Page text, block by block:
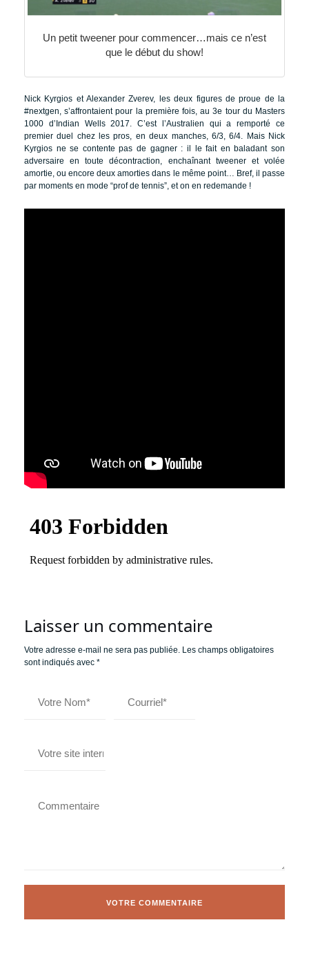
Un petit tweener pour commencer…mais ce n’est
que le début du show!
Nick Kyrgios et Alexander Zverev, les deux figures de proue de la
#nextgen, s’affrontaient pour la première fois, au 3e tour du Masters
1000 d’Indian Wells 2017. C’est l’Australien qui a remporté ce
premier duel chez les pros, en deux manches, 6/3, 6/4. Mais Nick
Kyrgios ne se contente pas de gagner : il le fait en baladant son
adversaire en toute décontraction, enchaînant tweener et volée
amortie, ou encore deux amorties dans le même point… Bref, il passe
par moments en mode “prof de tennis”, et on en redemande !
Laisser un commentaire
Votre adresse e-mail ne sera pas publiée. Les champs obligatoires
sont indiqués avec *